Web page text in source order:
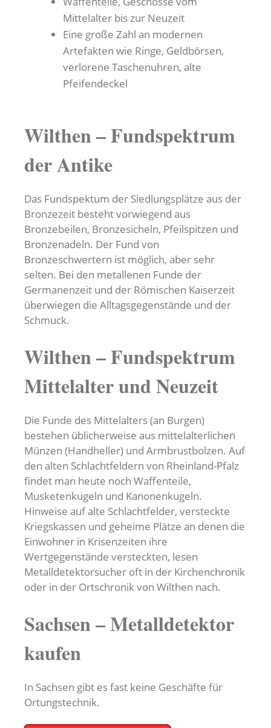
Mittelalter bis zur Neuzeit
Eine große Zahl an modernen
Artefakten wie Ringe, Geldbörsen,
verlorene Taschenuhren, alte
Pfeifendeckel
Wilthen – Fundspektrum
der Antike
Das Fundspektum der Siedlungsplätze aus der
Bronzezeit besteht vorwiegend aus
Bronzebeilen, Bronzesicheln, Pfeilspitzen und
Bronzenadeln. Der Fund von
Bronzeschwertern ist möglich, aber sehr
selten. Bei den metallenen Funde der
Germanenzeit und der Römischen Kaiserzeit
überwiegen die Alltagsgegenstände und der
Schmuck.
Wilthen – Fundspektrum
Mittelalter und Neuzeit
Die Funde des Mittelalters (an Burgen)
bestehen üblicherweise aus mittelalterlichen
Münzen (Handheller) und Armbrustbolzen. Auf
den alten Schlachtfeldern von Rheinland-Pfalz
findet man heute noch Waffenteile,
Musketenkugeln und Kanonenkugeln.
Hinweise auf alte Schlachtfelder, versteckte
Kriegskassen und geheime Plätze an denen die
Einwohner in Krisenzeiten ihre
Wertgegenstände versteckten, lesen
Metalldetektorsucher oft in der Kirchenchronik
oder in der Ortschronik von Wilthen nach.
Sachsen – Metalldetektor
kaufen
In Sachsen gibt es fast keine Geschäfte für
Ortungstechnik.